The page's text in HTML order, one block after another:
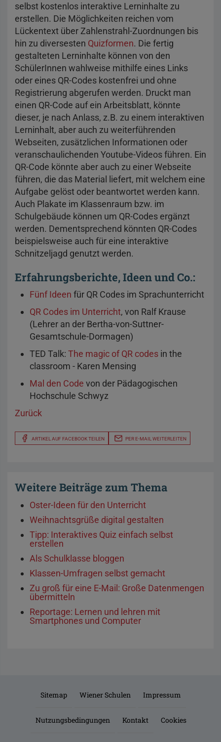
selbst kostenlos interaktive Lerninhalte zu
erstellen. Die Möglichkeiten reichen vom
Lückentext über Zahlenstrahl-Zuordnungen bis
hin zu diversesten Quizformen. Die fertig
gestalteten Lerninhalte können von den
SchülerInnen wahlweise mithilfe eines Links
oder eines QR-Codes kostenfrei und ohne
Registrierung abgerufen werden. Druckt man
einen QR-Code auf ein Arbeitsblatt, könnte
dieser, je nach Anlass, z.B. zu einem interaktiven
Lerninhalt, aber auch zu weiterführenden
Webseiten, zusätzlichen Informationen oder
veranschaulichenden Youtube-Videos führen. Ein
QR-Code könnte aber auch zu einer Webseite
führen, die das Material liefert, mit welchem eine
Aufgabe gelöst oder beantwortet werden kann.
Auch Plakate im Klassenraum bzw. im
Schulgebäude können um QR-Codes ergänzt
werden. Dementsprechend könnten QR-Codes
beispielsweise auch für eine interaktive
Schnitzeljagd genutzt werden.
Erfahrungsberichte, Ideen und Co.:
Fünf Ideen für QR Codes im Sprachunterricht
QR Codes im Unterricht, von Ralf Krause
(Lehrer an der Bertha-von-Suttner-
Gesamtschule-Dormagen)
TED Talk: The magic of QR codes in the
classroom - Karen Mensing
Mal den Code von der Pädagogischen
Hochschule Schwyz
Zurück
ARTIKEL AUF FACEBOOK TEILEN PER E-MAIL WEITERLEITEN
Weitere Beiträge zum Thema
Oster-Ideen für den Unterricht
Weihnachtsgrüße digital gestalten
Tipp: Interaktives Quiz einfach selbst
erstellen
Als Schulklasse bloggen
Klassen-Umfragen selbst gemacht
Zu groß für eine E-Mail: Große Datenmengen
übermitteln
Reportage: Lernen und lehren mit
Smartphones und Computer
Sitemap Wiener Schulen Impressum
Nutzungsbedingungen Kontakt Cookies